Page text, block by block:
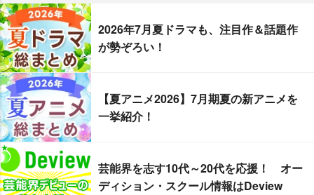
2026年7月夏ドラマも、注目作＆話題作
が勢ぞろい！
【夏アニメ2026】7月期夏の新アニメを
一挙紹介！
芸能界を志す10代～20代を応援！ オー
ディション・スクール情報はDeview